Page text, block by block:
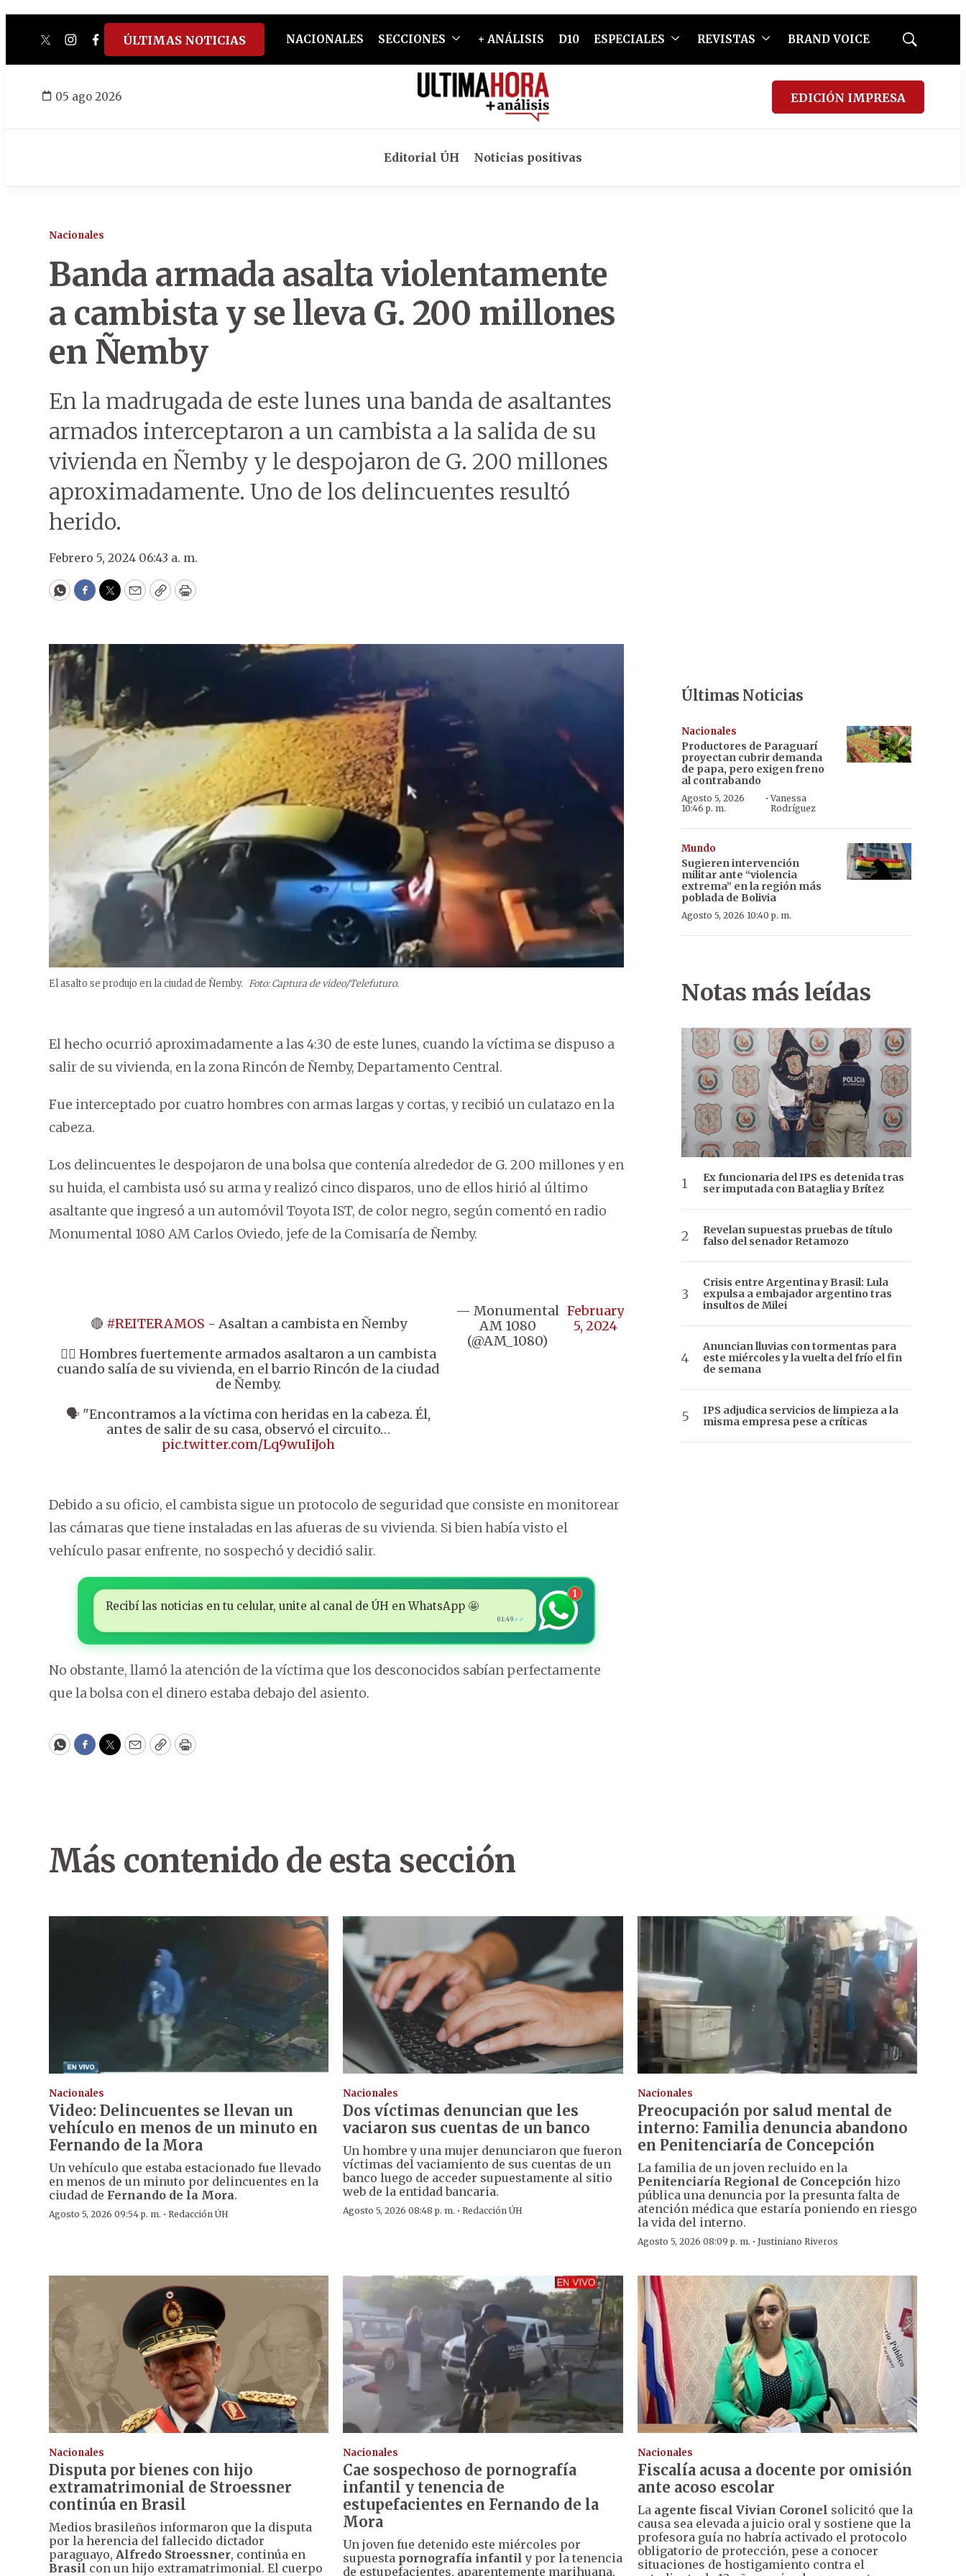
twitterinstagram
facebook
tiktokyoutube
spotify
ÚLTIMAS NOTICIAS NACIONALES SECCIONES + ANÁLISIS D10 ESPECIALES REVISTAS BRAND VOICE
Mostrar
05 ago 2026 EDICIÓN IMPRESA
Editorial ÚH Noticias positivas
Nacionales
Banda armada asalta violentamente
a cambista y se lleva G. 200 millones
en Ñemby
En la madrugada de este lunes una banda de asaltantes
armados interceptaron a un cambista a la salida de su
vivienda en Ñemby y le despojaron de G. 200 millones
aproximadamente. Uno de los delincuentes resultó
herido.
Febrero 5, 2024 06:43 a. m.
WhatsApp
Facebook
Twitter
EmailCopyPrint
El asalto se produjo en la ciudad de Ñemby. Foto: Captura de video/Telefuturo.
El hecho ocurrió aproximadamente a las 4:30 de este lunes, cuando la víctima se dispuso a
salir de su vivienda, en la zona Rincón de Ñemby, Departamento Central.
Fue interceptado por cuatro hombres con armas largas y cortas, y recibió un culatazo en la
cabeza.
Los delincuentes le despojaron de una bolsa que contenía alrededor de G. 200 millones y en
su huida, el cambista usó su arma y realizó cinco disparos, uno de ellos hirió al último
asaltante que ingresó a un automóvil Toyota IST, de color negro, según comentó en radio
Monumental 1080 AM Carlos Oviedo, jefe de la Comisaría de Ñemby.
🔴 #REITERAMOS - Asaltan a cambista en Ñemby
👉🏼 Hombres fuertemente armados asaltaron a un cambista
cuando salía de su vivienda, en el barrio Rincón de la ciudad
de Ñemby.
🗣️ "Encontramos a la víctima con heridas en la cabeza. Él,
antes de salir de su casa, observó el circuito…
pic.twitter.com/Lq9wuIiJoh
— Monumental
AM 1080
(@AM_1080)
February
5, 2024
Debido a su oficio, el cambista sigue un protocolo de seguridad que consiste en monitorear
las cámaras que tiene instaladas en las afueras de su vivienda. Si bien había visto el
vehículo pasar enfrente, no sospechó y decidió salir.
Recibí las noticias en tu celular, unite al canal de ÚH en WhatsApp 🤩
01:49 ✓✓
1
No obstante, llamó la atención de la víctima que los desconocidos sabían perfectamente
que la bolsa con el dinero estaba debajo del asiento.
WhatsApp
Facebook
Twitter
EmailCopyPrint
Últimas Noticias
Nacionales
Productores de Paraguarí
proyectan cubrir demanda
de papa, pero exigen freno
al contrabando
Agosto 5, 2026
10:46 p. m.
·Vanessa
Rodríguez
Mundo
Sugieren intervención
militar ante “violencia
extrema” en la región más
poblada de Bolivia
Agosto 5, 2026 10:40 p. m.
Notas más leídas
Ex funcionaria del IPS es detenida tras
ser imputada con Bataglia y Brítez
Revelan supuestas pruebas de título
falso del senador Retamozo
Crisis entre Argentina y Brasil: Lula
expulsa a embajador argentino tras
insultos de Milei
Anuncian lluvias con tormentas para
este miércoles y la vuelta del frío el fin
de semana
IPS adjudica servicios de limpieza a la
misma empresa pese a críticas
Más contenido de esta sección
Nacionales
Video: Delincuentes se llevan un
vehículo en menos de un minuto en
Fernando de la Mora
Un vehículo que estaba estacionado fue llevado
en menos de un minuto por delincuentes en la
ciudad de Fernando de la Mora.
Agosto 5, 2026 09:54 p. m. · Redacción ÚH
Nacionales
Dos víctimas denuncian que les
vaciaron sus cuentas de un banco
Un hombre y una mujer denunciaron que fueron
víctimas del vaciamiento de sus cuentas de un
banco luego de acceder supuestamente al sitio
web de la entidad bancaria.
Agosto 5, 2026 08:48 p. m. ·Redacción ÚH
Nacionales
Preocupación por salud mental de
interno: Familia denuncia abandono
en Penitenciaría de Concepción
La familia de un joven recluido en la
Penitenciaría Regional de Concepción hizo
pública una denuncia por la presunta falta de
atención médica que estaría poniendo en riesgo
la vida del interno.
Agosto 5, 2026 08:09 p. m. · Justiniano Riveros
Nacionales
Disputa por bienes con hijo
extramatrimonial de Stroessner
continúa en Brasil
Medios brasileños informaron que la disputa
por la herencia del fallecido dictador
paraguayo, Alfredo Stroessner, continúa en
Brasil con un hijo extramatrimonial. El cuerpo
Nacionales
Cae sospechoso de pornografía
infantil y tenencia de
estupefacientes en Fernando de la
Mora
Un joven fue detenido este miércoles por
supuesta pornografía infantil y por la tenencia
de estupefacientes, aparentemente marihuana.
Nacionales
Fiscalía acusa a docente por omisión
ante acoso escolar
La agente fiscal Vivian Coronel solicitó que la
causa sea elevada a juicio oral y sostiene que la
profesora guía no habría activado el protocolo
obligatorio de protección, pese a conocer
situaciones de hostigamiento contra el